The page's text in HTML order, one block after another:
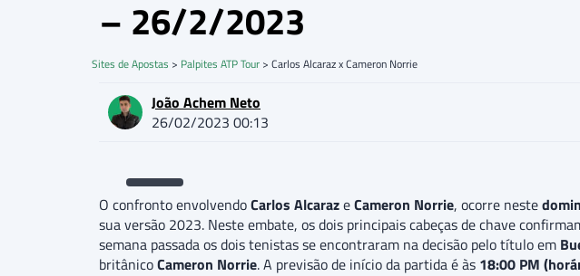
– 26/2/2023
Sites de Apostas > Palpites ATP Tour > Carlos Alcaraz x Cameron Norrie
João Achem Neto
26/02/2023 00:13
O confronto envolvendoCarlos AlcarazeCameron Norrie, ocorre neste
sua versão 2023. Neste embate, os dois principais cabeças de chave
semana passada os dois tenistas se encontraram na decisão pelo título em
britânicoCameron Norrie. A previsão de início da partida é às 18:00 PM